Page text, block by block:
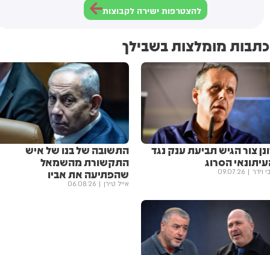
להצטרפות ישירה לקבוצות
כתבות מומלצות בשבילך
צור הגיש תביעת ענק נגד
הסרוג
וידר 09.07.26
התשובה של בנו של איש
התקשורת מהשמאל
שהפתיעה את אביו
אייל טירן 06.08.26